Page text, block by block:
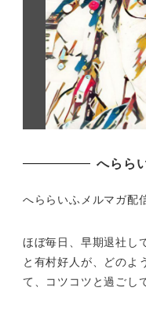
へらら
へららいふメルマガ配
ほぼ毎日、早期退社し
と有村好人が、どのよ
て、 コツコツと過ごし